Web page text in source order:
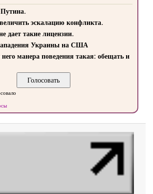
эскалацию конфликта.
дает такие лицензии.
Украины на США
манера поведения такая: обещать и